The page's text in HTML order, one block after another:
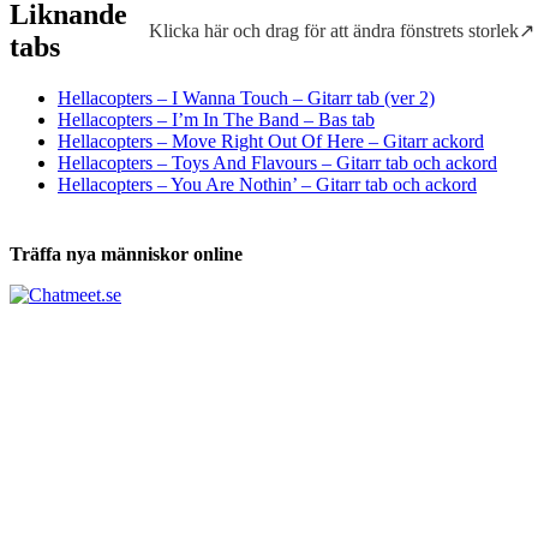
Klicka här och drag för att ändra fönstrets storlek↗
Tabs och ackord för både bas och gitarr
Liknande
tabs
Hellacopters – I Wanna Touch – Gitarr tab (ver 2)
Hellacopters – I’m In The Band – Bas tab
Hellacopters – Move Right Out Of Here – Gitarr ackord
Hellacopters – Toys And Flavours – Gitarr tab och ackord
Hellacopters – You Are Nothin’ – Gitarr tab och ackord
Träffa nya människor online